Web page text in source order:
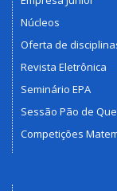
Núcleos
Oferta de
Revista Eletrônica
Seminário EPA
Sessão Pão de
Competições